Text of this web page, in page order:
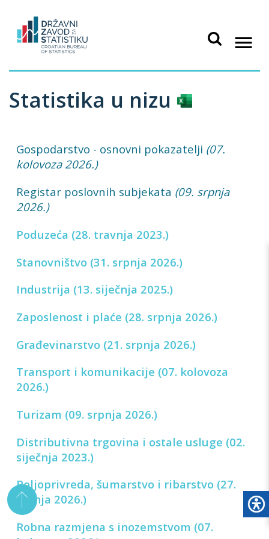
Statistika u nizu
Gospodarstvo - osnovni pokazatelji (07.
kolovoza 2026.)
Registar poslovnih subjekata (09. srpnja
2026.)
Poduzeća (28. travnja 2023.)
Stanovništvo (31. srpnja 2026.)
Industrija (13. siječnja 2025.)
Zaposlenost i plaće (28. srpnja 2026.)
Građevinarstvo (21. srpnja 2026.)
Transport i komunikacije (07. kolovoza
2026.)
Turizam (09. srpnja 2026.)
Distributivna trgovina i ostale usluge (02.
siječnja 2023.)
Poljoprivreda, šumarstvo i ribarstvo (27.
srpnja 2026.)
Robna razmjena s inozemstvom (07.